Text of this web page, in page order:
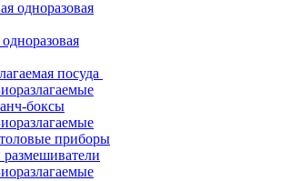
посуда
боксы
приборы
размешиватели